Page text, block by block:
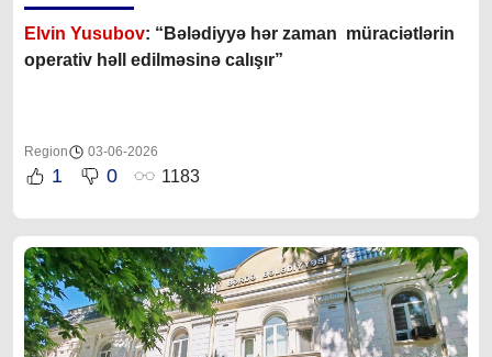
Elvin Yusubov: “Bələdiyyə hər zaman müraciətlərin
operativ həll edilməsinə calışır”
Region 03-06-2026
1 0 1183